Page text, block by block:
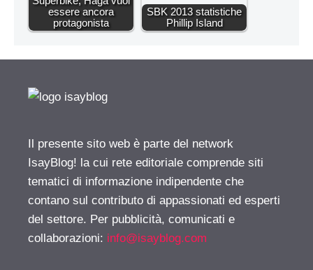
essere ancora
protagonista
SBK 2013 statistiche
Phillip Island
Il presente sito web è parte del network
IsayBlog! la cui rete editoriale comprende siti
tematici di informazione indipendente che
contano sul contributo di appassionati ed esperti
del settore. Per pubblicità, comunicati e
collaborazioni: info@isayblog.com